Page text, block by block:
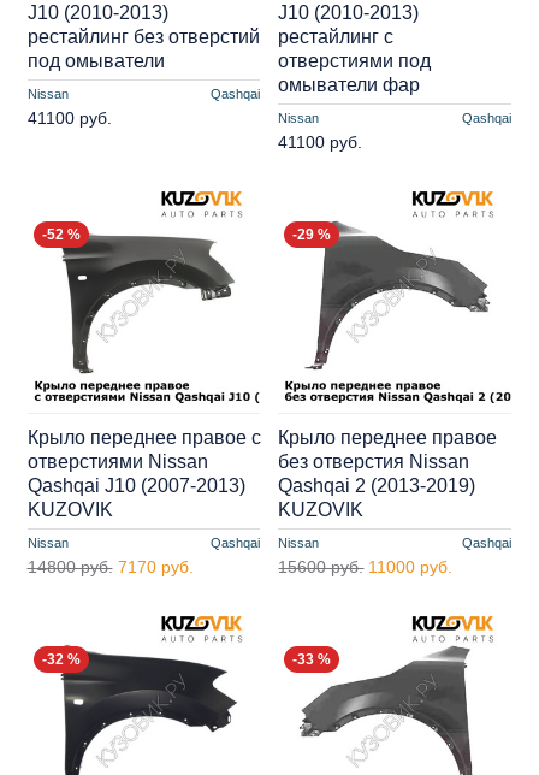
Nissan Qashqai
J10 (2010-2013)
рестайлинг без отверстий
под омыватели
41100 руб. Nissan Qashqai
J10 (2010-2013)
рестайлинг с
отверстиями под
омыватели фар
41100 руб.
-52 %
Nissan Qashqai
Крыло переднее правое с
отверстиями Nissan
Qashqai J10 (2007-2013)
KUZOVIK
14800 руб. 7170 руб.
-29 %
Nissan Qashqai
Крыло переднее правое
без отверстия Nissan
Qashqai 2 (2013-2019)
KUZOVIK
15600 руб. 11000 руб.
-32 % -33 %